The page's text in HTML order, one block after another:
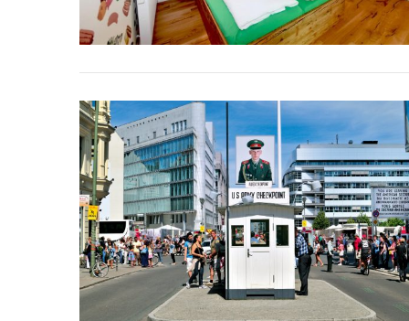
cochons